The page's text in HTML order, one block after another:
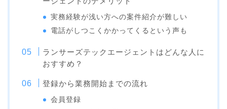
実務経験が浅い方への案件紹介が難しい
電話がしつこくかかってくるという声も
ランサーズテックエージェントはどんな人に
おすすめ？
登録から業務開始までの流れ
会員登録